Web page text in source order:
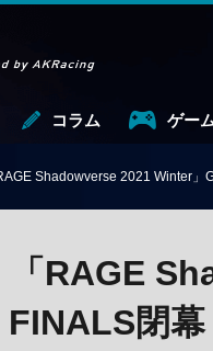
コラム ゲー
Shadowverse 2021 Winter
「RAGE
閉